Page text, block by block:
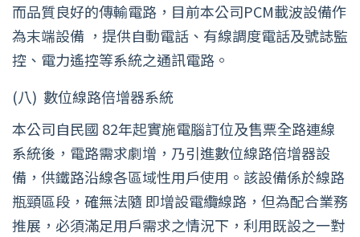
而品質良好的傳輸電路，目前本公司PCM載波設備作
為末端設備 ，提供自動電話、有線調度電話及號誌監
控、電力遙控等系統之通訊電路。
(八) 數位線路倍增器系統
本公司自民國 82年起實施電腦訂位及售票全路連線
系統後，電路需求劇增，乃引進數位線路倍增器設
備，供鐵路沿線各區域性用戶使用。該設備係於線路
瓶頸區段，確無法隨 即增設電纜線路，但為配合業務
推展，必須滿足用戶需求之情況下，利用既設之一對